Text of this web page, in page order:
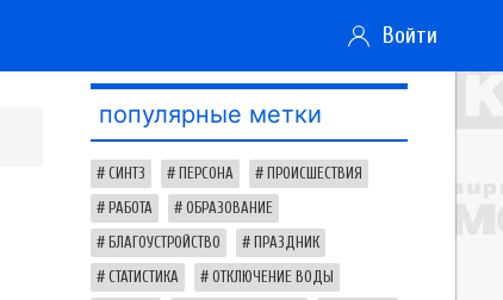
Войти
популярные метки
СИНТЗ ПЕРСОНА ПРОИСШЕСТВИЯ
РАБОТА ОБРАЗОВАНИЕ
БЛАГОУСТРОЙСТВО ПРАЗДНИК
СТАТИСТИКА ОТКЛЮЧЕНИЕ ВОДЫ